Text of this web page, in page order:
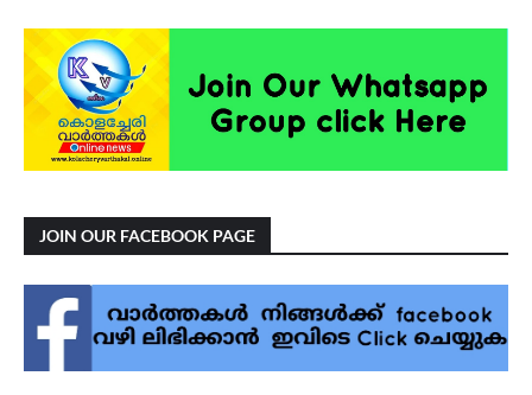
JOIN OUR FACEBOOK PAGE